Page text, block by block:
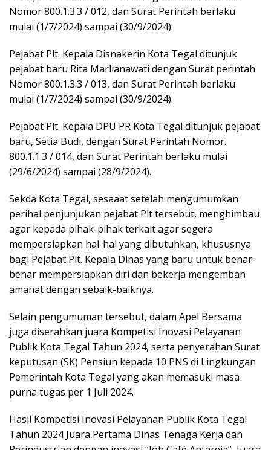
Nomor 800.1.3.3 / 012, dan Surat Perintah berlaku
mulai (1/7/2024) sampai (30/9/2024).
Pejabat Plt. Kepala Disnakerin Kota Tegal ditunjuk
pejabat baru Rita Marlianawati dengan Surat perintah
Nomor 800.1.3.3 / 013, dan Surat Perintah berlaku
mulai (1/7/2024) sampai (30/9/2024).
Pejabat Plt. Kepala DPU PR Kota Tegal ditunjuk pejabat
baru, Setia Budi, dengan Surat Perintah Nomor.
800.1.1.3 / 014, dan Surat Perintah berlaku mulai
(29/6/2024) sampai (28/9/2024).
Sekda Kota Tegal, sesaaat setelah mengumumkan
perihal penjunjukan pejabat Plt tersebut, menghimbau
agar kepada pihak-pihak terkait agar segera
mempersiapkan hal-hal yang dibutuhkan, khususnya
bagi Pejabat Plt. Kepala Dinas yang baru untuk benar-
benar mempersiapkan diri dan bekerja mengemban
amanat dengan sebaik-baiknya.
Selain pengumuman tersebut, dalam Apel Bersama
juga diserahkan juara Kompetisi Inovasi Pelayanan
Publik Kota Tegal Tahun 2024, serta penyerahan Surat
keputusan (SK) Pensiun kepada 10 PNS di Lingkungan
Pemerintah Kota Tegal yang akan memasuki masa
purna tugas per 1 Juli 2024.
Hasil Kompetisi Inovasi Pelayanan Publik Kota Tegal
Tahun 2024 Juara Pertama Dinas Tenaga Kerja dan